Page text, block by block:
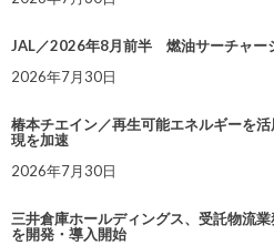
JAL／2026年8月前半 燃油サーチャー
2026年7月30日
椿本チエイン／再生可能エネルギーを
現を加速
2026年7月30日
三井倉庫ホールディングス、受託物流業
を開発・導入開始